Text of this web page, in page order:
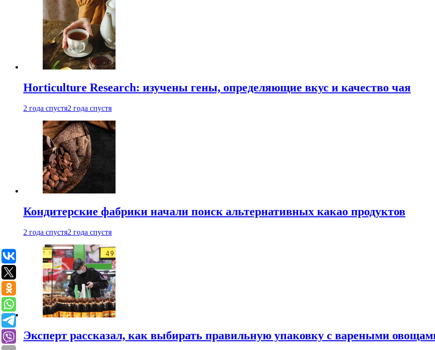
Horticulture Research: изучены гены, определяющие вкус и качество чая
2 года спустя2 года спустя
Кондитерские фабрики начали поиск альтернативных какао продуктов
2 года спустя2 года спустя
Эксперт рассказал, как выбирать правильную упаковку с вареными